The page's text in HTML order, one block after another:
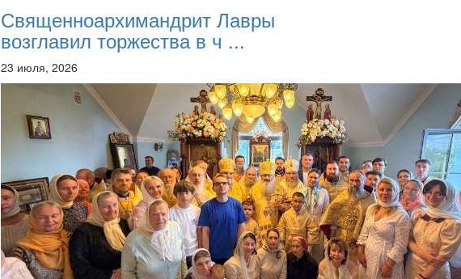
Священноархимандрит Лавры
возглавил торжества в ч ...
23 июля, 2026